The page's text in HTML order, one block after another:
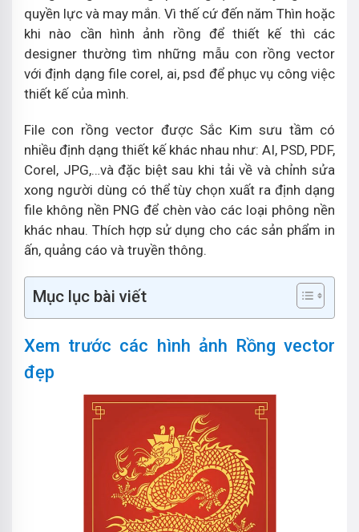
quyền lực và may mắn. Vì thế cứ đến năm Thìn hoặc
khi nào cần hình ảnh rồng để thiết kế thì các
designer thường tìm những mẫu con rồng vector
với định dạng file corel, ai, psd để phục vụ công việc
thiết kế của mình.
File con rồng vector được Sắc Kim sưu tầm có
nhiều định dạng thiết kế khác nhau như: AI, PSD, PDF,
Corel, JPG,…và đặc biệt sau khi tải về và chỉnh sửa
xong người dùng có thể tùy chọn xuất ra định dạng
file không nền PNG để chèn vào các loại phông nền
khác nhau. Thích hợp sử dụng cho các sản phẩm in
ấn, quảng cáo và truyền thông.
Mục lục bài viết
Xem trước các hình ảnh Rồng vector
đẹp